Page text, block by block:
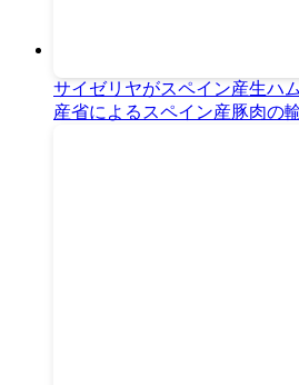
サイゼリヤがスペイン産生ハ
産省によるスペイン産豚肉の